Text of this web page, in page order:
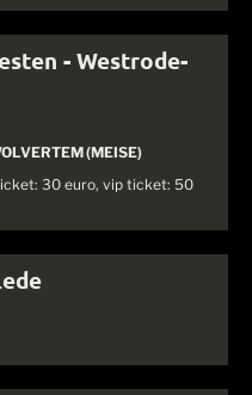
- Westrode-
(MEISE)
30 euro, vip ticket: 50